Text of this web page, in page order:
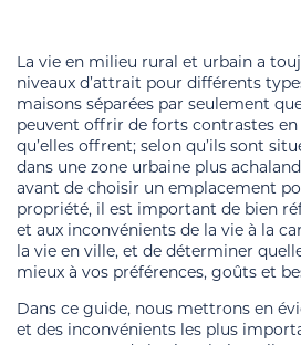
La vie en milieu rural et urbain a
niveaux d’attrait pour différents
maisons séparées par seulement
peuvent offrir de forts contrastes
qu’elles offrent; selon qu’ils sont
dans une zone urbaine plus
avant de choisir un emplacement
propriété, il est important de bien
et aux inconvénients de la vie à la
la vie en ville, et de déterminer
mieux à vos préférences, goûts et
Dans ce guide, nous mettrons en
et des inconvénients les plus